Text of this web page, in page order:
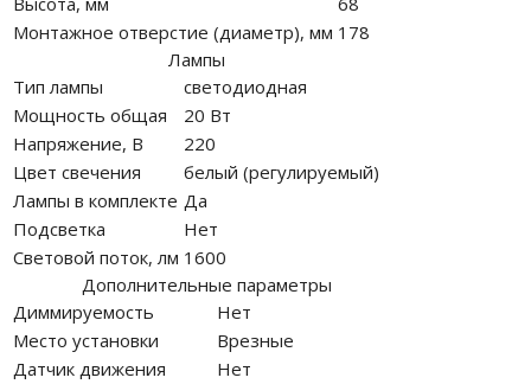
Монтажное отверстие (диаметр), мм 178
Лампы
Тип лампы
светодиодная
Мощность общая
20 Вт
Напряжение, В
220
Цвет свечения
белый (регулируемый)
Лампы в комплекте Да
Подсветка
Нет
Световой поток, лм 1600
Дополнительные параметры
Диммируемость
Нет
Место установки
Врезные
Датчик движения
Нет